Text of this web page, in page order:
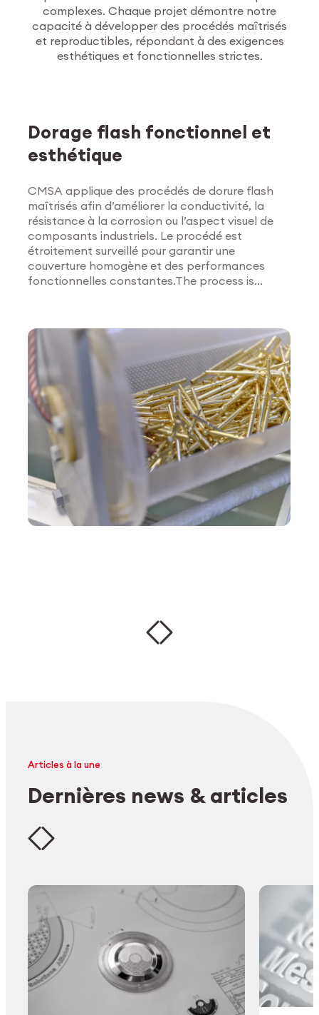
surface
Explorer les traitements
complexes. Chaque projet démontre notre
capacité à développer des procédés maîtrisés
et reproductibles, répondant à des exigences
esthétiques et fonctionnelles strictes.
Dorage flash fonctionnel et
esthétique
CMSA applique des procédés de dorure flash
maîtrisés afin d’améliorer la conductivité, la
résistance à la corrosion ou l’aspect visuel de
composants industriels. Le procédé est
étroitement surveillé pour garantir une
couverture homogène et des performances
fonctionnelles constantes.The process is
Articles à la une
Dernières news & articles